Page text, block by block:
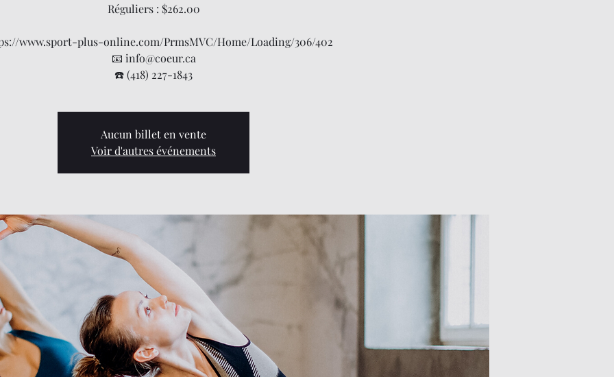
Réguliers : $262.00
www.sport-plus-online.com/PrmsMVC/Home/Loading/306/402
📧 info@coeur.ca
☎️ (418) 227-1843
Aucun billet en vente
Voir d'autres événements